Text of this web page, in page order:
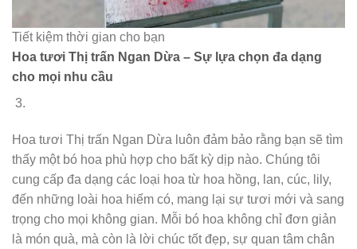
Tiết kiệm thời gian cho bạn
Hoa tươi Thị trấn Ngan Dừa – Sự lựa chọn đa dạng
cho mọi nhu cầu
Hoa tươi Thị trấn Ngan Dừa luôn đảm bảo rằng bạn sẽ tìm
thấy một bó hoa phù hợp cho bất kỳ dịp nào. Chúng tôi
cung cấp đa dạng các loại hoa từ hoa hồng, lan, cúc, lily,
đến những loài hoa hiếm có, mang lại sự tươi mới và sang
trọng cho mọi không gian. Mỗi bó hoa không chỉ đơn giản
là món quà, mà còn là lời chúc tốt đẹp, sự quan tâm chân